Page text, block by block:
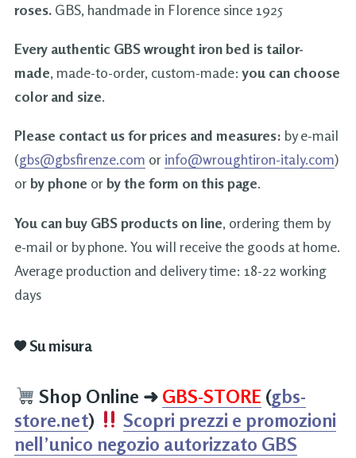
roses. GBS, handmade in Florence since 1925
Every authentic GBS wrought iron bed is tailor-
made, made-to-order, custom-made: you can choose
color and size.
Please contact us for prices and measures: by e-mail
(gbs@gbsfirenze.com or info@wroughtiron-italy.com)
or by phone or by the form on this page.
You can buy GBS products on line, ordering them by
e-mail or by phone. You will receive the goods at home.
Average production and delivery time: 18-22 working
days
Su misura
Shop Online ➜ GBS-STORE (gbs-
store.net)
Scopri prezzi e promozioni
nell’unico negozio autorizzato GBS